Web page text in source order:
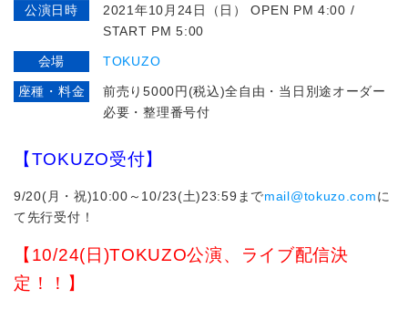
公演日時
2021年10月24日（日） OPEN PM 4:00 /
START PM 5:00
会場 TOKUZO
座種・料金
前売り5000円(税込)全自由・当日別途オーダー
必要・整理番号付
【TOKUZO受付】
9/20(月・祝)10:00～10/23(土)23:59までmail@tokuzo.comに
て先行受付！
【10/24(日)TOKUZO公演、ライブ配信決
定！！】